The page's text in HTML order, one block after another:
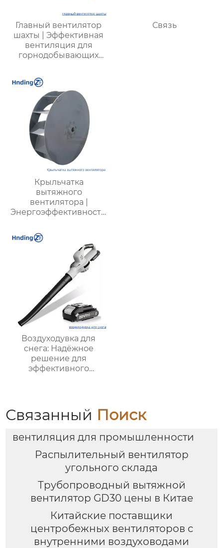
Главный вентилятор
шахты | Эффективная
вентиляция для
горнодобывающих
Надежные системы
безопасности
Связь
Крыльчатка
вытяжного
вентилятора |
Энергоэффективность,
долговечность
Воздуходувка для
снега: Надёжное
решение для
эффективного
Связанный Поиск
вентиляция для промышленности
Распылительный вентилятор
угольного склада
Трубопроводный вытяжной
вентилятор GD30 цены в Китае
Китайские поставщики
центробежных вентиляторов с
внутренними воздуховодами